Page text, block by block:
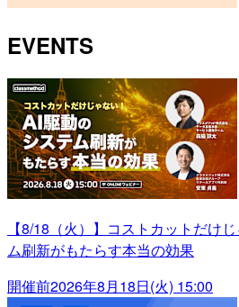
EVENTS
【8/18（火）】コストカットだけ
ム刷新がもたらす本当の効果
開催前2026年8月18日(火) 15:00